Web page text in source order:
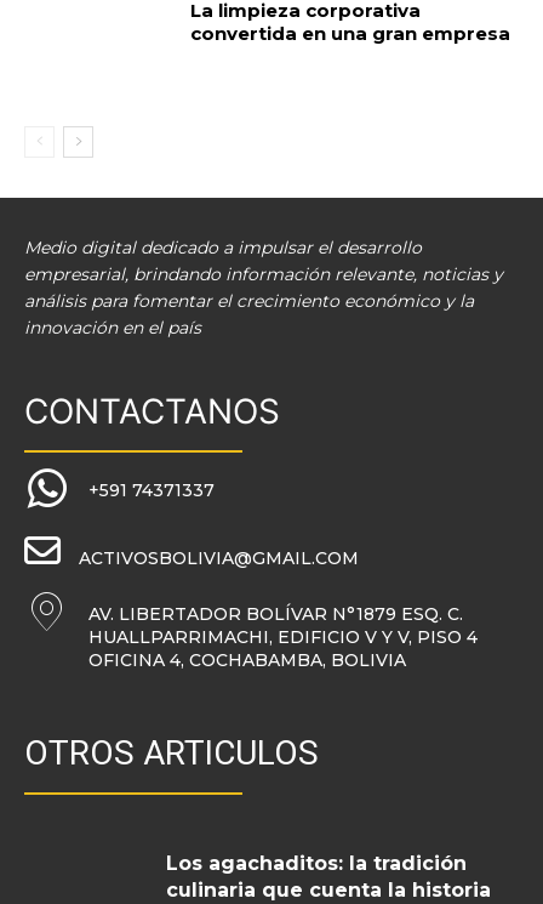
La limpieza corporativa
convertida en una gran empresa
Medio digital dedicado a impulsar el desarrollo
empresarial, brindando información relevante, noticias y
análisis para fomentar el crecimiento económico y la
innovación en el país
CONTACTANOS
+591 74371337
ACTIVOSBOLIVIA@GMAIL.COM
AV. LIBERTADOR BOLÍVAR N°1879 ESQ. C.
HUALLPARRIMACHI, EDIFICIO V Y V, PISO 4
OFICINA 4, COCHABAMBA, BOLIVIA
OTROS ARTICULOS
Los agachaditos: la tradición
culinaria que cuenta la historia